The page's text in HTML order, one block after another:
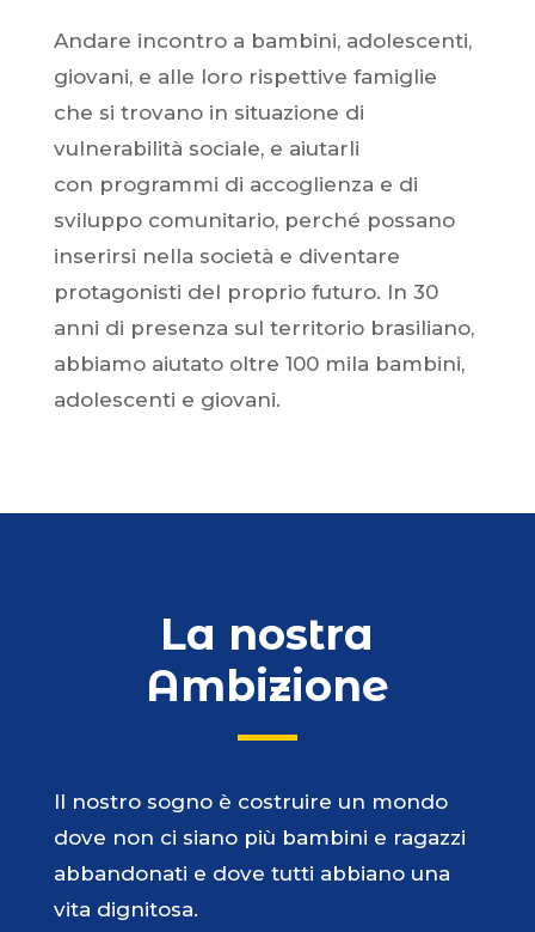
Andare incontro a bambini, adolescenti,
giovani, e alle loro rispettive famiglie
che si trovano in situazione di
vulnerabilità sociale, e aiutarli
con programmi di accoglienza e di
sviluppo comunitario, perché possano
inserirsi nella società e diventare
protagonisti del proprio futuro. In 30
anni di presenza sul territorio brasiliano,
abbiamo aiutato oltre 100 mila bambini,
adolescenti e giovani.
La nostra
Ambizione
Il nostro sogno è costruire un mondo
dove non ci siano più bambini e ragazzi
abbandonati e dove tutti abbiano una
vita dignitosa.